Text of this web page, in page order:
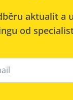
aktualit a
od